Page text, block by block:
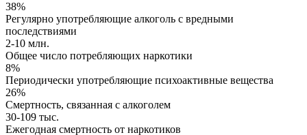
38%
Регулярно употребляющие алкоголь с вредными
последствиями
2-10 млн.
Общее число потребляющих наркотики
8%
Периодически употребляющие психоактивные вещества
26%
Смертность, связанная с алкоголем
30-109 тыс.
Ежегодная смертность от наркотиков